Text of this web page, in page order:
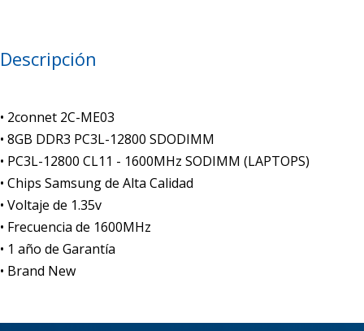
Descripción
• 2connet 2C-ME03
• 8GB DDR3 PC3L-12800 SDODIMM
• PC3L-12800 CL11 - 1600MHz SODIMM (LAPTOPS)
• Chips Samsung de Alta Calidad
• Voltaje de 1.35v
• Frecuencia de 1600MHz
• 1 año de Garantía
• Brand New